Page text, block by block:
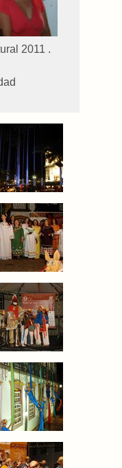
2011 .